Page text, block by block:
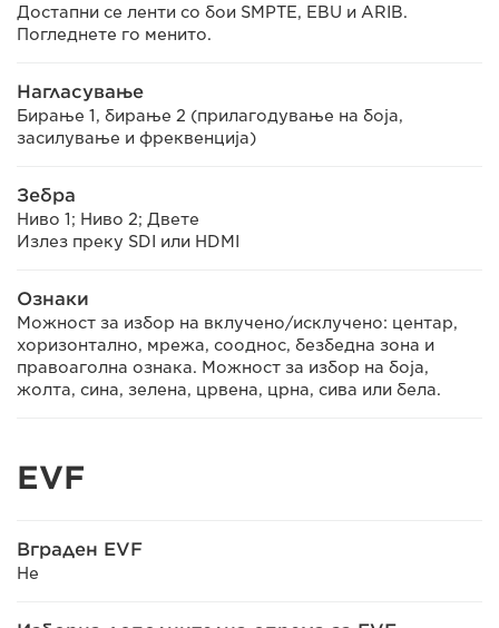
Достапни се ленти со бои SMPTE, EBU и ARIB.
Погледнете го менито.
Нагласување
Бирање 1, бирање 2 (прилагодување на боја,
засилување и фреквенција)
Зебра
Ниво 1; Ниво 2; Двете
Излез преку SDI или HDMI
Ознаки
Можност за избор на вклучено/исклучено: центар,
хоризонтално, мрежа, сооднос, безбедна зона и
правоаголна ознака. Можност за избор на боја,
жолта, сина, зелена, црвена, црна, сива или бела.
EVF
Вграден EVF
Не